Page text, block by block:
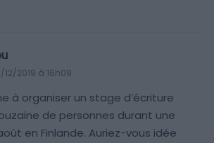
12/2019 à 16h09
à organiser un stage d’écriture
de personnes durant une
en Finlande. Auriez-vous idée